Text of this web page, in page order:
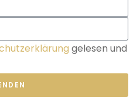
gelesen und